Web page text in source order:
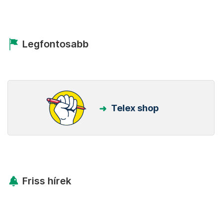
Legfontosabb
Telex shop
Friss hírek